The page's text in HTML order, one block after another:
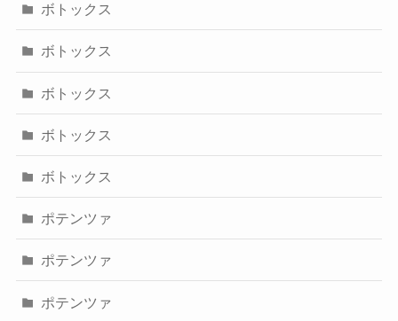
ボトックス
ボトックス
ボトックス
ボトックス
ボトックス
ポテンツァ
ポテンツァ
ポテンツァ